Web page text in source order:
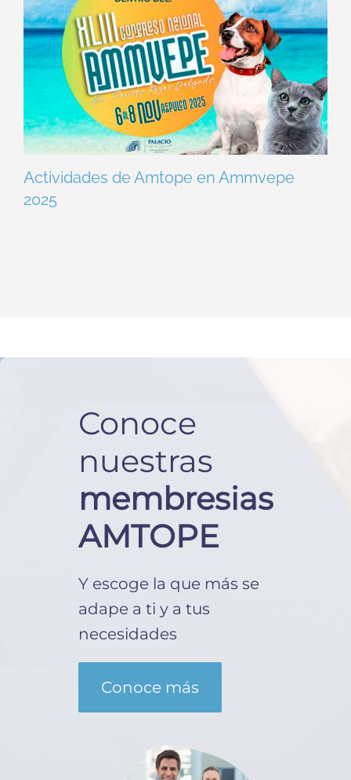
Actividades de Amtope en Ammvepe
2025
Conoce
nuestras
membresias
AMTOPE
Y escoge la que más se
adape a ti y a tus
necesidades
Conoce más